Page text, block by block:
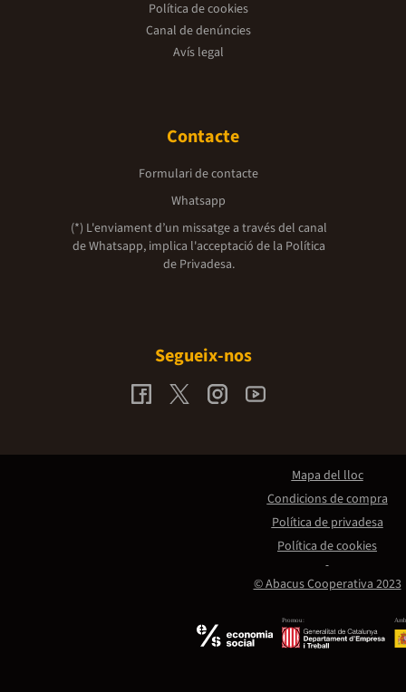
Política de cookies
Canal de denúncies
Avís legal
Contacte
Formulari de contacte
Whatsapp
(*) L'enviament d’un missatge a través del canal
de Whatsapp, implica l'acceptació de la Política
de Privadesa.
Segueix-nos
Promou:
© Abacus Cooperativa 2023
Mapa del lloc
Condicions de compra
Política de privadesa
Política de cookies